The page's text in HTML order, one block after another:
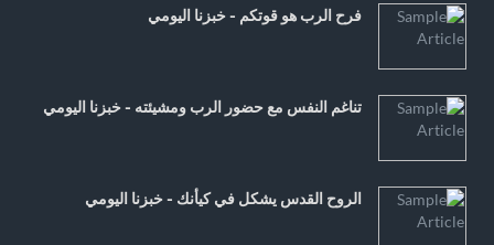
فرح الرب هو قوتكم - خبزنا اليومي
تناغم النفس مع حضور الرب ومشيئته - خبزنا اليومي
الروح القدس يشكل في كيأنك - خبزنا اليومي